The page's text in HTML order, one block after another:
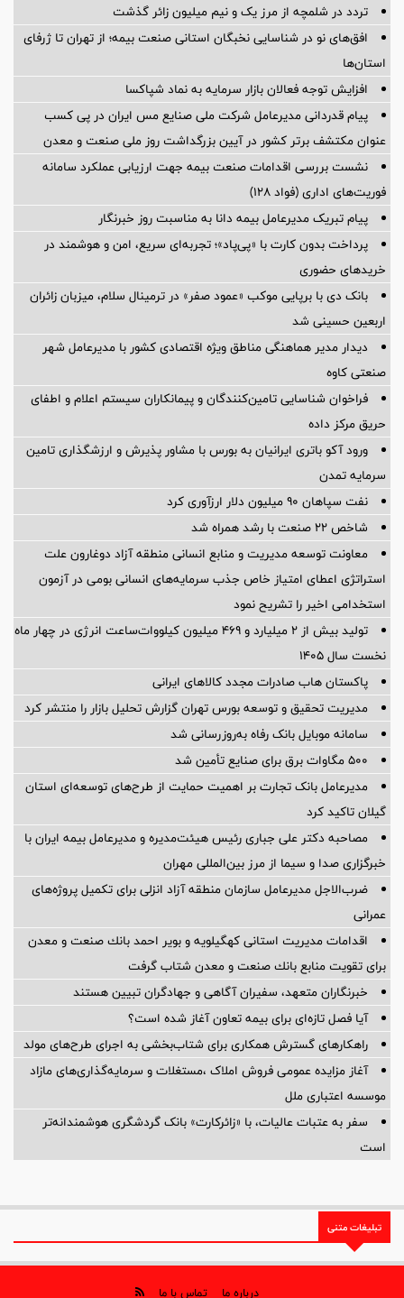
تردد در شلمچه از مرز یک و نیم میلیون زائر گذشت
افق‌های نو در شناسایی نخبگان استانی صنعت بیمه؛ از تهران تا ژرفای
استان‌ها
افزایش توجه فعالان بازار سرمایه به نماد شپاکسا
پیام قدردانی مدیرعامل شرکت ملی صنایع مس ایران در پی کسب
عنوان مکتشف برتر کشور در آیین بزرگداشت روز ملی صنعت و معدن
نشست بررسی اقدامات صنعت بیمه جهت ارزیابی عملکرد سامانه
فوریت‌های اداری (فواد ۱۲۸)
پیام ‌تبریک‌ مدیرعامل بیمه دانا به مناسبت روز خبرنگار
پرداخت بدون کارت با «پی‌پاد»؛ تجربه‌ای سریع، امن و هوشمند در
خریدهای حضوری
بانک دی با برپایی موکب «عمود صفر» در ترمینال سلام، میزبان زائران
اربعین حسینی شد
دیدار مدیر هماهنگی مناطق ویژه اقتصادی کشور با مدیرعامل شهر
صنعتی کاوه
فراخوان شناسایی تامین‌کنندگان و پیمانکاران سیستم اعلام و اطفای
حریق مرکز داده
ورود آکو باتری ایرانیان به بورس با مشاور پذیرش و ارزشگذاری تامین
سرمایه تمدن
نفت سپاهان ۹۰ میلیون دلار ارزآوری کرد
شاخص ۲۲ صنعت با رشد همراه شد
معاونت توسعه مدیریت و منابع انسانی منطقه آزاد دوغارون علت
استراتژی اعطای امتیاز خاص جذب سرمایه‌های انسانی بومی در آزمون
استخدامی اخیر را تشریح نمود
تولید بیش از ۲ میلیارد و ۴۶۹ میلیون کیلووات‌ساعت انرژی در چهار ماه
نخست سال ۱۴۰۵
پاکستان هاب صادرات مجدد کالاهای ایرانی
مدیریت تحقیق و توسعه‌ بورس تهران گزارش تحلیل بازار را منتشر کرد
سامانه موبایل بانک رفاه به‌روزرسانی شد
۵۰۰ مگاوات برق برای صنایع تأمین شد
مدیرعامل بانک تجارت بر اهمیت حمایت از طرح‌های توسعه‌ای استان
گیلان تاکید کرد
مصاحبه دکتر علی جباری رئیس هیئت‌مدیره و مدیرعامل بیمه ایران با
خبرگزاری صدا و سیما از مرز بین‌المللی مهران
ضرب‌الاجل مدیرعامل سازمان منطقه آزاد انزلی برای تكمیل پروژه‌های
عمرانی
اقدامات مدیریت استانی كهگیلویه و بویر احمد بانك صنعت و معدن
برای تقویت منابع بانك صنعت و معدن شتاب گرفت
خبرنگاران متعهد، سفیران آگاهی و جهادگران تبیین هستند
آیا فصل تازه‌ای برای بیمه تعاون آغاز شده است؟
راهکارهای گسترش همکاری برای شتاب‌بخشی به اجرای طرح‌های مولد
آغاز مزایده عمومی فروش املاک ،مستغلات و سرمایه‌گذاری‌های مازاد
موسسه اعتباری ملل
سفر به عتبات عالیات، با «زائرکارت» بانک گردشگری هوشمندانه‌تر
است
تبلیغات متنی
درباره ما تماس با ما